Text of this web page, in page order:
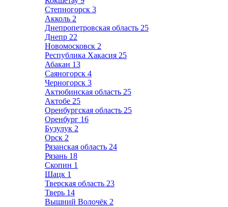
Степногорск 3
Акколь 2
Днепропетровская область 25
Днепр 22
Новомосковск 2
Республика Хакасия 25
Абакан 13
Саяногорск 4
Черногорск 3
Актюбинская область 25
Актобе 25
Оренбургская область 25
Оренбург 16
Бузулук 2
Орск 2
Рязанская область 24
Рязань 18
Скопин 1
Шацк 1
Тверская область 23
Тверь 14
Вышний Волочёк 2